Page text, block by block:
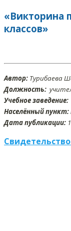
«Викторина
классов»
Автор: Турибаева
Должность:
Учебное заведение:
Населённый пункт:
Дата публикации: